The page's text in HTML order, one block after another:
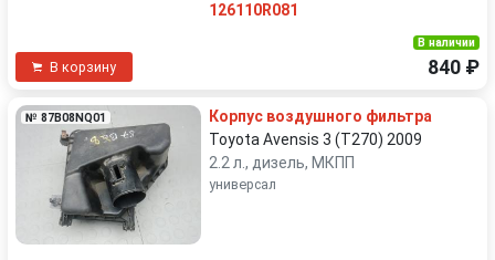
126110R081
В корзину
В наличии
840 ₽
№ 87B08NQ01
Корпус воздушного фильтра
Toyota Avensis 3 (T270) 2009
2.2 л., дизель, МКПП
универсал